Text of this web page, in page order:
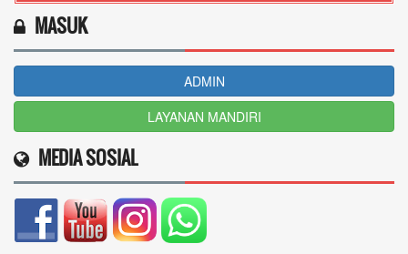
MASUK
ADMIN
LAYANAN MANDIRI
MEDIA SOSIAL